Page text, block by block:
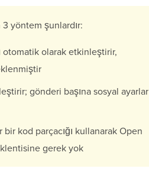
yöntem şunlardır:
otomatik olarak etkinleştirir,
gönderi başına sosyal ayarlar
kod parçacığı kullanarak Open
gerek yok